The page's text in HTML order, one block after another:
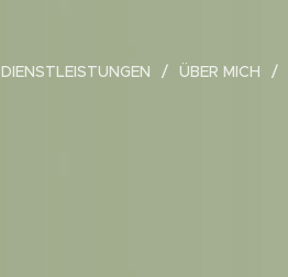
DIENSTLEISTUNGEN ÜBER MICH